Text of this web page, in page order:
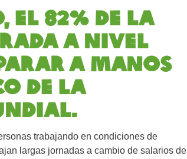
el 82% de la
a nivel
a manos
de la
trabajando en condiciones de
largas jornadas a cambio de salarios de